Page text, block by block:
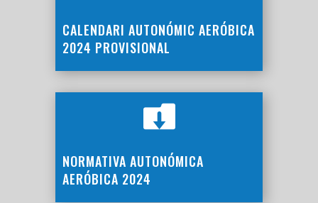
CALENDARI AUTONÓMIC AERÓBICA
2024 PROVISIONAL

NORMATIVA AUTONÓMICA
AERÓBICA 2024